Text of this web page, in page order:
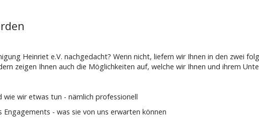
Heinriet e.V. nachgedacht? Wenn nicht, liefern wir Ihnen in den zwei
zeigen Ihnen auch die Möglichkeiten auf, welche wir Ihnen und ihrem
wir etwas tun - nämlich professionell
- was sie von uns erwarten können